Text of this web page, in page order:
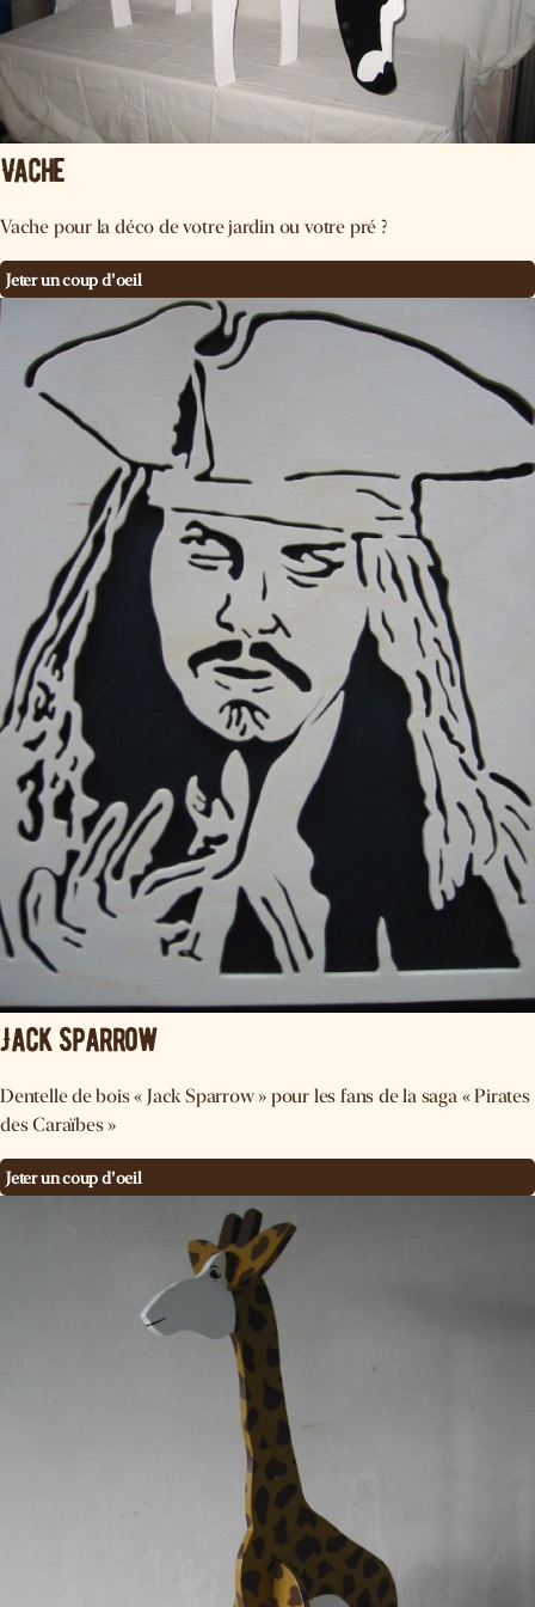
Vache
Vache pour la déco de votre jardin ou votre pré ?
Jeter un coup d'oeil
Jack Sparrow
Dentelle de bois « Jack Sparrow » pour les fans de la saga « Pirates
des Caraïbes »
Jeter un coup d'oeil